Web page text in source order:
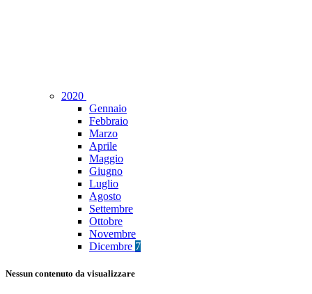
2020
Gennaio
Febbraio
Marzo
Aprile
Maggio
Giugno
Luglio
Agosto
Settembre
Ottobre
Novembre
Dicembre 7
Nessun contenuto da visualizzare